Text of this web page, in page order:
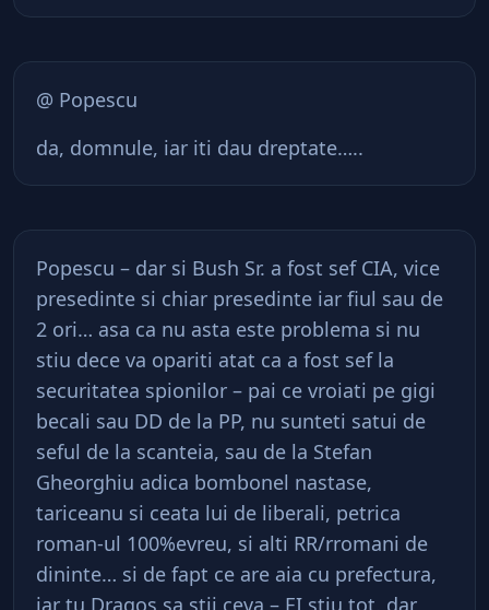
@ Popescu
da, domnule, iar iti dau dreptate…..
Popescu – dar si Bush Sr. a fost sef CIA, vice
presedinte si chiar presedinte iar fiul sau de
2 ori… asa ca nu asta este problema si nu
stiu dece va opariti atat ca a fost sef la
securitatea spionilor – pai ce vroiati pe gigi
becali sau DD de la PP, nu sunteti satui de
seful de la scanteia, sau de la Stefan
Gheorghiu adica bombonel nastase,
tariceanu si ceata lui de liberali, petrica
roman-ul 100%evreu, si alti RR/rromani de
dininte… si de fapt ce are aia cu prefectura,
iar tu Dragos sa stii ceva – EI stiu tot, dar